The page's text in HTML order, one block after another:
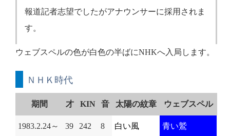
報道記者志望でしたがアナウンサーに採用されま
す。
ウェブスペルの色が白色の半ばにNHKへ入局します。
ＮＨＫ時代
期間 才 KIN 音 太陽の紋章 ウェブスペル
1983.2.24～ 39 242 8 白い風 青い鷲